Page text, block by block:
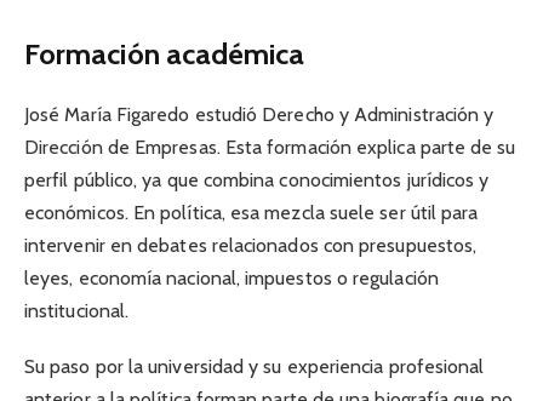
Formación académica
José María Figaredo estudió Derecho y Administración y
Dirección de Empresas. Esta formación explica parte de su
perfil público, ya que combina conocimientos jurídicos y
económicos. En política, esa mezcla suele ser útil para
intervenir en debates relacionados con presupuestos,
leyes, economía nacional, impuestos o regulación
institucional.
Su paso por la universidad y su experiencia profesional